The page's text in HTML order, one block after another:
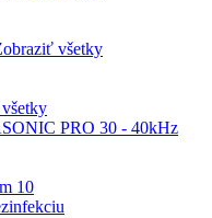
všetky